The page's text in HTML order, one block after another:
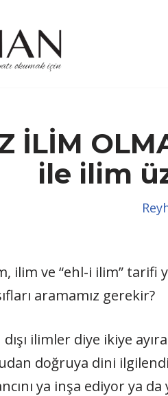
İLİM
ile ilim
ilim ve “ehl-i ilim”
aramamız gerekir?
ilimler diye ikiye
doğruya dini
ya inşa ediyor ya